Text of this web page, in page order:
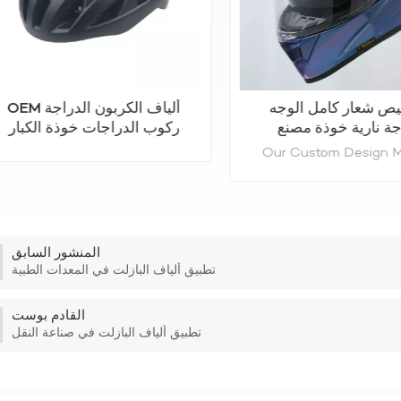
OEM ألياف الكربون الدراجة
ركوب الدراجات خوذة الكبار
يتعلم أكثر
شعار كامل الوجه
نارية خوذة مصنع
المنشور السابق
تطبيق ألياف البازلت في المعدات الطبية
القادم بوست
تطبيق ألياف البازلت في صناعة النقل